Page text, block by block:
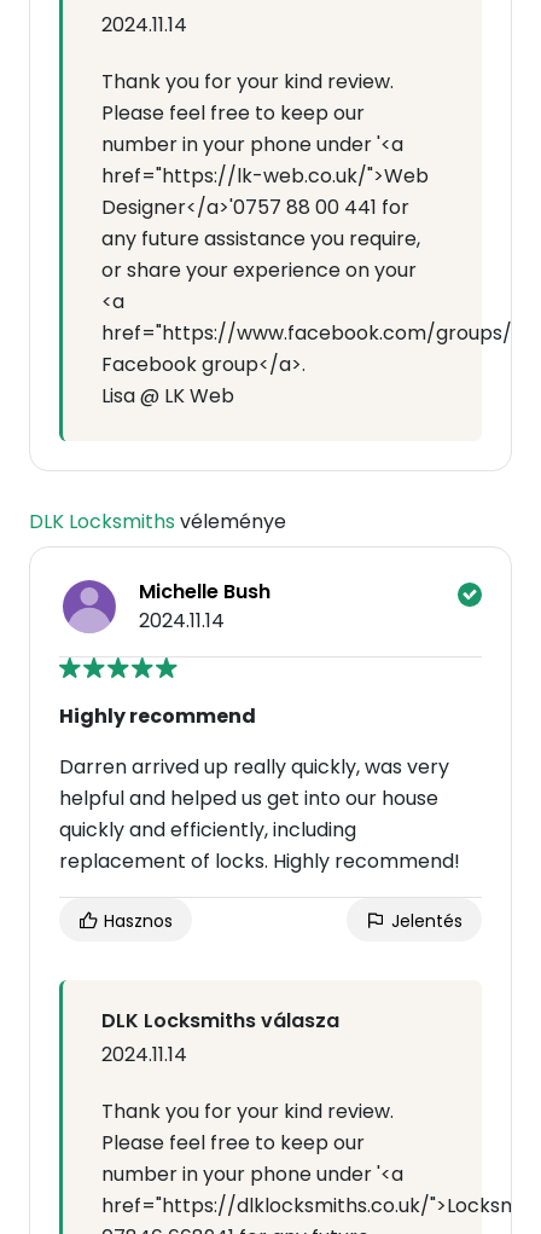
2024.11.14
Thank you for your kind review.
Please feel free to keep our
number in your phone under '<a
href="https://lk-web.co.uk/">Web
Designer</a>'0757 88 00 441 for
any future assistance you require,
or share your experience on your
<a
href="https://www.facebook.com/groups/
Facebook group</a>.
Lisa @ LK Web
DLK Locksmithsvéleménye
Michelle Bush
2024.11.14
Highly recommend
Darren arrived up really quickly, was very
helpful and helped us get into our house
quickly and efficiently, including
replacement of locks. Highly recommend!
Hasznos Jelentés
DLK Locksmiths válasza
2024.11.14
Thank you for your kind review.
Please feel free to keep our
number in your phone under '<a
href="https://dlklocksmiths.co.uk/